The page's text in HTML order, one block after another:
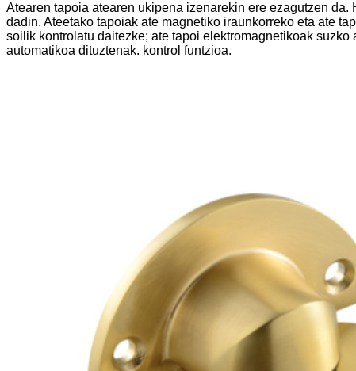
Atearen tapoia atearen ukipena izenarekin ere ezagutzen
dadin. Ateetako tapoiak ate magnetiko iraunkorreko eta ate
soilik kontrolatu daitezke; ate tapoi elektromagnetikoak
automatikoa dituztenak. kontrol funtzioa.